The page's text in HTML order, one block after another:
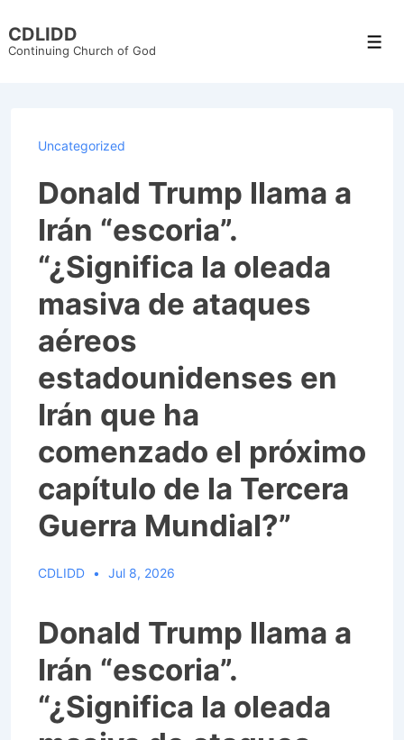
Skip
CDLIDD
Continuing Church of God
Uncategorized
Donald Trump llama a
Irán “escoria”.
“¿Significa la oleada
masiva de ataques
aéreos
estadounidenses en
Irán que ha
comenzado el próximo
capítulo de la Tercera
Guerra Mundial?”
CDLIDD Jul 8, 2026
Donald Trump llama a
Irán “escoria”.
“¿Significa la oleada